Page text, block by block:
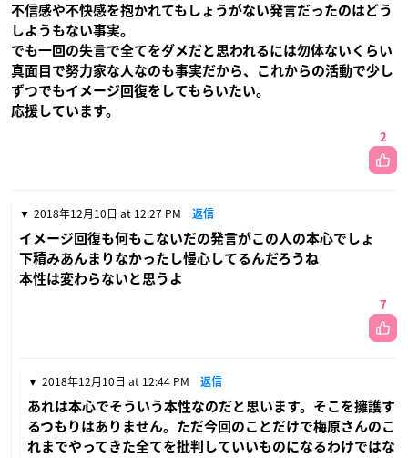
不信感や不快感を抱かれてもしょうがない発言だったのはどう
しようもない事実。
でも一回の失言で全てをダメだと思われるには勿体ないくらい
真面目で努力家な人なのも事実だから、これからの活動で少し
ずつでもイメージ回復をしてもらいたい。
応援しています。
2
2018年12月10日 at 12:27 PM 返信
イメージ回復も何もこないだの発言がこの人の本心でしょ
下積みあんまりなかったし慢心してるんだろうね
本性は変わらないと思うよ
7
2018年12月10日 at 12:44 PM 返信
あれは本心でそういう本性なのだと思います。そこを擁護す
るつもりはありません。ただ今回のことだけで梅原さんのこ
れまでやってきた全てを批判していいものになるわけではな